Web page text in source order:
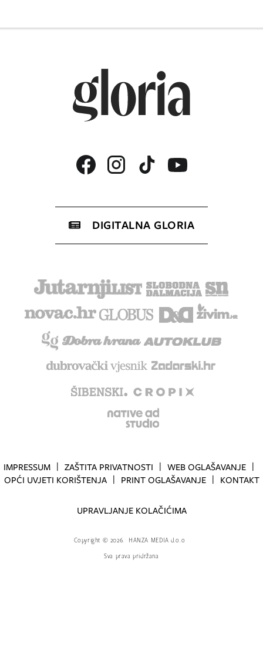
DIGITALNA GLORIA
IMPRESSUM ZAŠTITA PRIVATNOSTI
WEB OGLAŠAVANJE
OPĆI UVJETI KORIŠTENJA
PRINT OGLAŠAVANJE KONTAKT
UPRAVLJANJE KOLAČIĆIMA
Copyright © 2026.
HANZA MEDIA d.o.o
Sva prava pridržana